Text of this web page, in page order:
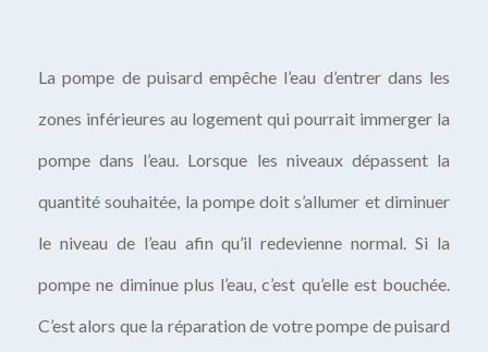
La pompe de puisard empêche l’eau d’entrer dans les
zones inférieures au logement qui pourrait immerger la
pompe dans l’eau. Lorsque les niveaux dépassent la
quantité souhaitée, la pompe doit s’allumer et diminuer
le niveau de l’eau afin qu’il redevienne normal. Si la
pompe ne diminue plus l’eau, c’est qu’elle est bouchée.
C’est alors que la réparation de votre pompe de puisard